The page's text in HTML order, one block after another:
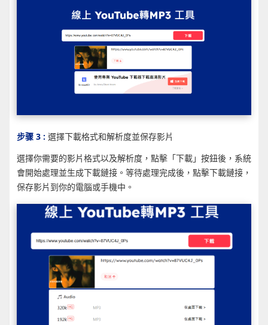
步骤 3 : 選擇下載格式和解析度並保存影片
選擇你需要的影片格式以及解析度，點擊「下載」按鈕後，系統
會開始處理並生成下載鏈接。等待處理完成後，點擊下載鏈接，
保存影片到你的電腦或手機中。